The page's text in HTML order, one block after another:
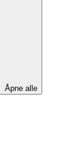
Åpne alle